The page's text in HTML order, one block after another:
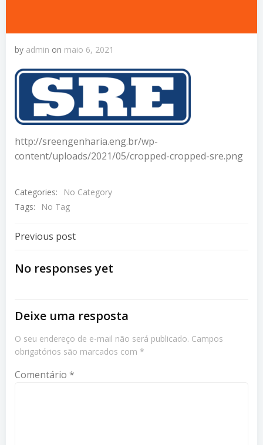
by admin on maio 6, 2021
http://sreengenharia.eng.br/wp-
content/uploads/2021/05/cropped-cropped-sre.png
Categories:
No Category
Tags:
No Tag
Navegação
De
Previous post
No responses yet
Deixe uma resposta
O seu endereço de e-mail não será publicado. Campos
obrigatórios são marcados com *
Comentário *